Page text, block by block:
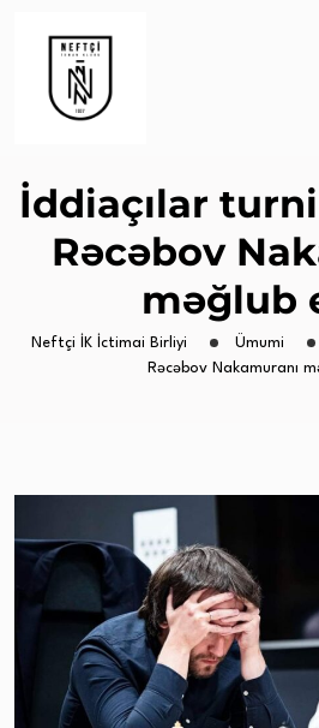
İddiaçılar
Rəcəbov
məğlub
Neftçi İK İctimai Birliyi Ümumi
Rəcəbov Nakamuranı